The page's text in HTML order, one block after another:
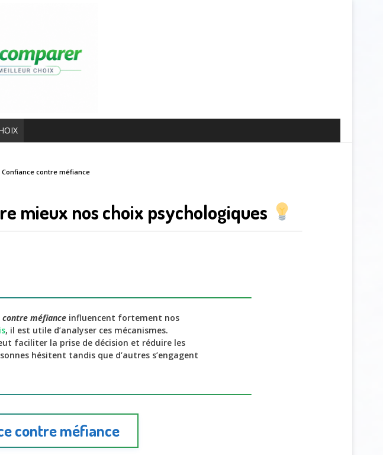
Confiance contre méfiance
mieux nos choix psychologiques
contre méfiance influencent fortement nos
, il est utile d’analyser ces mécanismes.
faciliter la prise de décision et réduire les
hésitent tandis que d’autres s’engagent
contre méfiance